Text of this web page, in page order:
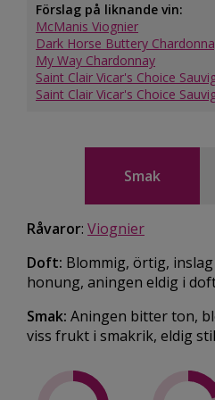
Förslag på liknande vin:
McManis Viognier
Dark Horse Buttery
My Way Chardonnay
Saint Clair Vicar's Choice
Saint Clair Vicar's Choice
Smak
Råvaror: Viognier
Doft: Blommig, örtig,
honung, aningen eldig i
Smak: Aningen bitter ton,
viss frukt i smakrik, eldig